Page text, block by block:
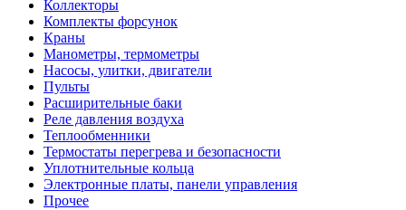
Коллекторы
Комплекты форсунок
Краны
Манометры, термометры
Насосы, улитки, двигатели
Пульты
Расширительные баки
Реле давления воздуха
Теплообменники
Термостаты перегрева и безопасности
Уплотнительные кольца
Электронные платы, панели управления
Прочее